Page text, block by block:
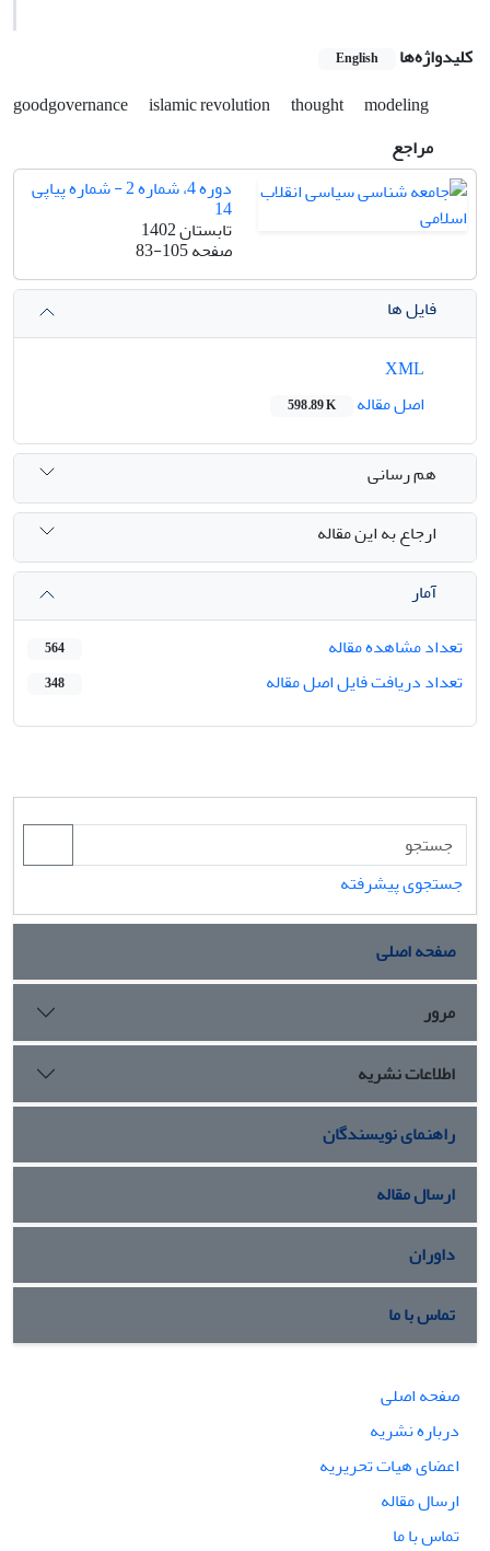
کلیدواژه‌ها English
goodgovernance islamic revolution thought modeling
مراجع
دوره 4، شماره 2 - شماره پیاپی
14
تابستان 1402
صفحه83-105
فایل ها
اصل مقاله
598.89 K
هم رسانی
ارجاع به این مقاله
آمار
تعداد مشاهده مقاله
564
تعداد دریافت فایل اصل مقاله 348
جستجوی پیشرفته
صفحه اصلی
مرور
اطلاعات نشریه
راهنمای نویسندگان
ارسال مقاله
داوران
تماس با ما
صفحه اصلی
درباره نشریه
اعضای هیات تحریریه
ارسال مقاله
تماس با ما